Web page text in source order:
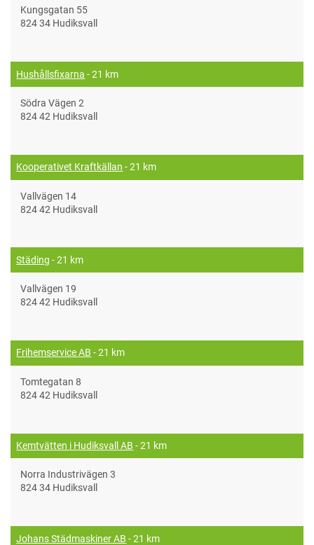
Kungsgatan 55
824 34 Hudiksvall
Hushållsfixarna - 21 km
Södra Vägen 2
824 42 Hudiksvall
Kooperativet Kraftkällan - 21 km
Vallvägen 14
824 42 Hudiksvall
Städing - 21 km
Vallvägen 19
824 42 Hudiksvall
Frihemservice AB - 21 km
Tomtegatan 8
824 42 Hudiksvall
Kemtvätten i Hudiksvall AB - 21 km
Norra Industrivägen 3
824 34 Hudiksvall
Johans Städmaskiner AB - 21 km